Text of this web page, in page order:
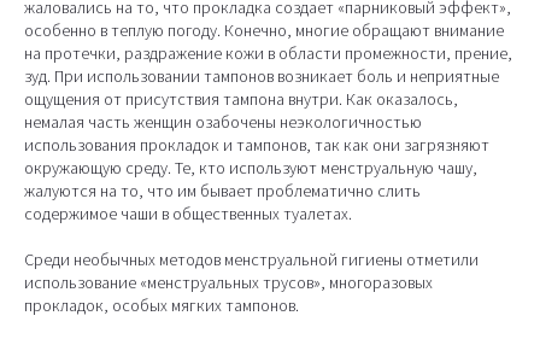
жаловались на то, что прокладка создает «парниковый эффект»,
особенно в теплую погоду. Конечно, многие обращают внимание
на протечки, раздражение кожи в области промежности, прение,
зуд. При использовании тампонов возникает боль и неприятные
ощущения от присутствия тампона внутри. Как оказалось,
немалая часть женщин озабочены неэкологичностью
использования прокладок и тампонов, так как они загрязняют
окружающую среду. Те, кто используют менструальную чашу,
жалуются на то, что им бывает проблематично слить
содержимое чаши в общественных туалетах.
Среди необычных методов менструальной гигиены отметили
использование «менструальных трусов», многоразовых
прокладок, особых мягких тампонов.